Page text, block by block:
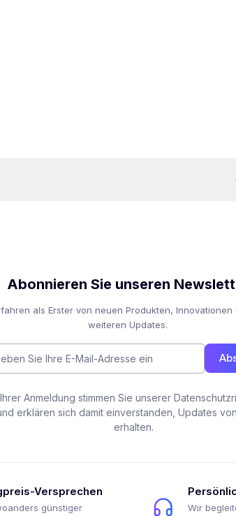
Abonnieren Sie unseren
als Erster von neuen Produkten, Innovationen
weiteren Updates.
Anmeldung stimmen Sie unserer
erklären sich damit einverstanden, Updates
erhalten.
Versprechen
günstiger
Wir